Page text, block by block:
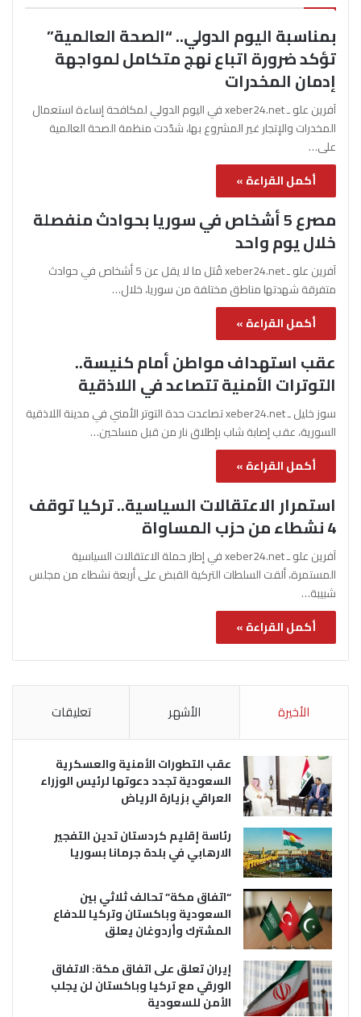
بمناسبة اليوم الدولي.. “الصحة العالمية”
تؤكد ضرورة اتباع نهج متكامل لمواجهة
إدمان المخدرات
آفرين علو ـ xeber24.net في اليوم الدولي لمكافحة إساءة استعمال
المخدرات والإتجار غير المشروع بها، شدّدت منظمة الصحة العالمية
على…
أكمل القراءة »
مصرع 5 أشخاص في سوريا بحوادث منفصلة
خلال يوم واحد
آفرين علو ـ xeber24.net قُتل ما لا يقل عن 5 أشخاص في حوادث
متفرقة شهدتها مناطق مختلفة من سوريا، خلال…
أكمل القراءة »
عقب استهداف مواطن أمام كنيسة..
التوترات الأمنية تتصاعد في اللاذقية
سوز خليل ـ xeber24.net تصاعدت حدة التوتر الأمني في مدينة اللاذقية
السورية، عقب إصابة شاب بإطلاق نار من قبل مسلحين…
أكمل القراءة »
استمرار الاعتقالات السياسية.. تركيا توقف
4 نشطاء من حزب المساواة
آفرين علو ـ xeber24.net في إطار حملة الاعتقالات السياسية
المستمرة، ألقت السلطات التركية القبض على أربعة نشطاء من مجلس
شبيبة…
أكمل القراءة »
الأخيرة الأشهر تعليقات
عقب التطورات الأمنية والعسكرية
السعودية تجدد دعوتها لرئيس الوزراء
العراقي بزيارة الرياض
رئاسة إقليم كردستان تدين التفجير
الارهابي في بلدة جرمانا بسوريا
“اتفاق مكة” تحالف ثلاثي بين
السعودية وباكستان وتركيا للدفاع
المشترك وأردوغان يعلق
إيران تعلق على اتفاق مكة: الاتفاق
الورقي مع تركيا وباكستان لن يجلب
الأمن للسعودية